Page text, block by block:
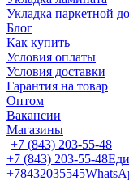
Укладка паркетной
Блог
Как купить
Условия оплаты
Условия доставки
Гарантия на товар
Оптом
Вакансии
Магазины
+7 (843) 203-55-48
+7 (843) 203-55-48
+78432035545